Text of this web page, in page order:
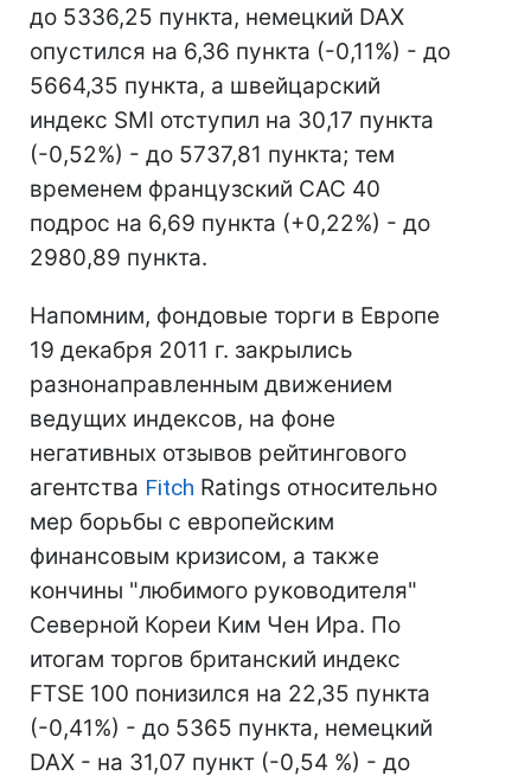
до 5336,25 пункта, немецкий DAX
опустился на 6,36 пункта (-0,11%) - до
5664,35 пункта, а швейцарский
индекс SMI отступил на 30,17 пункта
(-0,52%) - до 5737,81 пункта; тем
временем французский CAC 40
подрос на 6,69 пункта (+0,22%) - до
2980,89 пункта.
Напомним, фондовые торги в Европе
19 декабря 2011 г. закрылись
разнонаправленным движением
ведущих индексов, на фоне
негативных отзывов рейтингового
агентства Fitch Ratings относительно
мер борьбы с европейским
финансовым кризисом, а также
кончины "любимого руководителя"
Северной Кореи Ким Чен Ира. По
итогам торгов британский индекс
FTSE 100 понизился на 22,35 пункта
(-0,41%) - до 5365 пункта, немецкий
DAX - на 31,07 пункт (-0,54 %) - до